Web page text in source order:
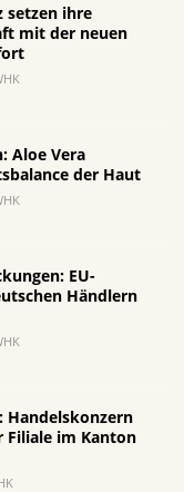
setzen ihre
mit der neuen
Aloe Vera
der Haut
EU-
Händlern
Handelskonzern
Filiale im Kanton